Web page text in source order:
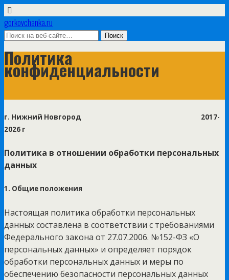
gorkovchanka.ru
Политика
конфиденциальности
г. Нижний Новгород 2017-
2026 г
Политика в отношении обработки персональных
данных
1. Общие положения
Настоящая политика обработки персональных
данных составлена в соответствии с требованиями
Федерального закона от 27.07.2006. №152-ФЗ «О
персональных данных» и определяет порядок
обработки персональных данных и меры по
обеспечению безопасности персональных данных